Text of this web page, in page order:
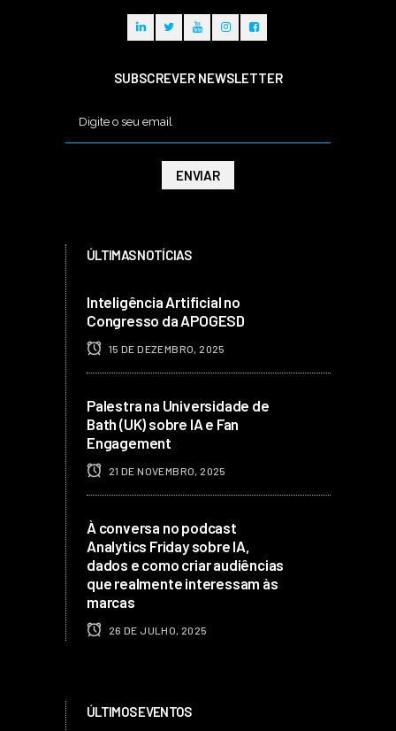
SUBSCREVER NEWSLETTER
ÚLTIMAS NOTÍCIAS
Inteligência Artificial no
Congresso da APOGESD
15 DE DEZEMBRO, 2025
Palestra na Universidade de
Bath (UK) sobre IA e Fan
Engagement
21 DE NOVEMBRO, 2025
À conversa no podcast
Analytics Friday sobre IA,
dados e como criar audiências
que realmente interessam às
marcas
26 DE JULHO, 2025
ÚLTIMOS EVENTOS